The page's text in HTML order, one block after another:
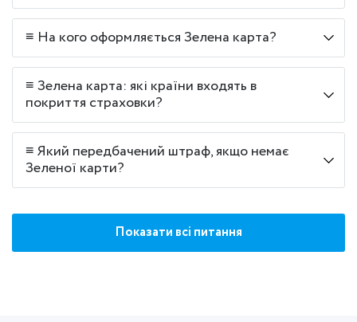
≡ На кого оформляється Зелена карта?
≡ Зелена карта: які країни входять в
покриття страховки?
≡ Який передбачений штраф, якщо немає
Зеленої карти?
Показати всі питання